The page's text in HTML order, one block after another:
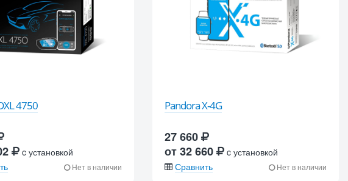
4750
c установкой
Нет в наличии
Pandora X-4G
27 660
от 32 660
c установкой
Сравнить
Нет в наличии